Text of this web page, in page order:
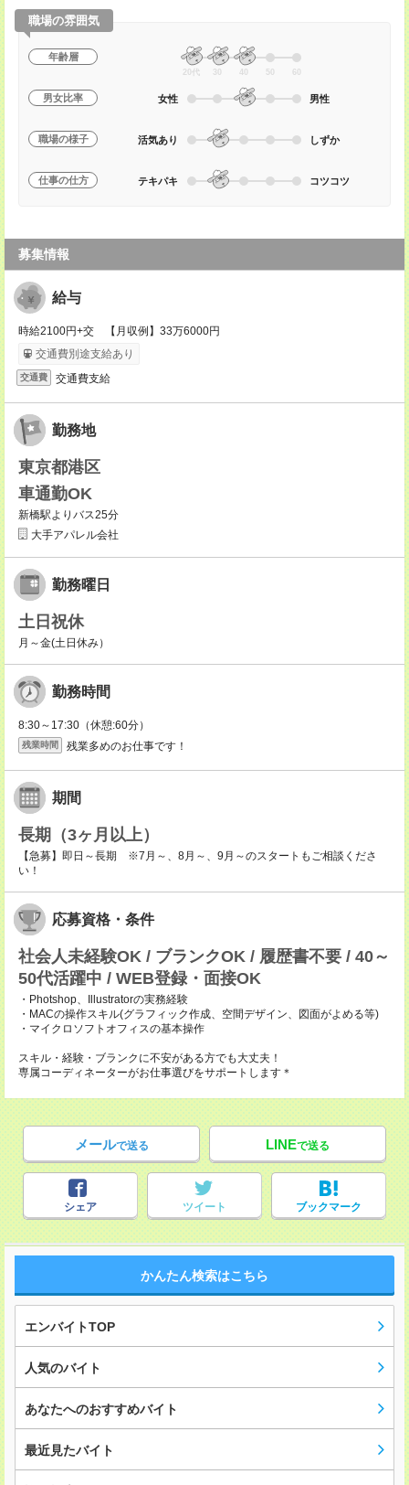
職場の雰囲気
年齢層
20代 30 40 50 60
男女比率 女性 男性
職場の様子 活気あり しずか
仕事の仕方 テキパキ コツコツ
募集情報
給与
時給2100円+交 【月収例】33万6000円
交通費別途支給あり
交通費 交通費支給
勤務地
東京都港区
車通勤OK
新橋駅よりバス25分
大手アパレル会社
勤務曜日
土日祝休
月～金(土日休み）
勤務時間
8:30～17:30（休憩:60分）
残業時間 残業多めのお仕事です！
期間
長期（3ヶ月以上）
【急募】即日～長期 ※7月～、8月～、9月～のスタートもご相談くださ
い！
応募資格・条件
社会人未経験OK / ブランクOK / 履歴書不要 / 40～
50代活躍中 / WEB登録・面接OK
・Photshop、Illustratorの実務経験
・MACの操作スキル(グラフィック作成、空間デザイン、図面がよめる等)
・マイクロソフトオフィスの基本操作
スキル・経験・ブランクに不安がある方でも大丈夫！
専属コーディネーターがお仕事選びをサポートします＊
メールで送る LINEで送る
シェア ツイート ブックマーク
かんたん検索はこちら
エンバイトTOP
人気のバイト
あなたへのおすすめバイト
最近見たバイト